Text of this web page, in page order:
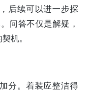
后续可以进一步探
问答不仅是解疑，
机。
分。着装应整洁得